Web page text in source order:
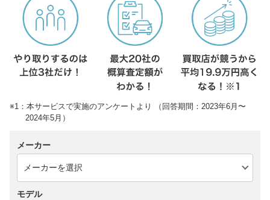
※1：本サービスで実施のアンケートより （回答期間：2023年6月〜
2024年5月）
メーカー
モデル